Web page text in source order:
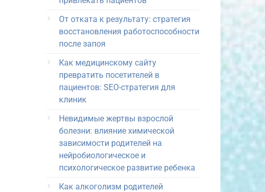
От отката к результату: стратегия
восстановления работоспособности
после запоя
Как медицинскому сайту
превратить посетителей в
пациентов: SEO-стратегия для
клиник
Невидимые жертвы взрослой
болезни: влияние химической
зависимости родителей на
нейробиологическое и
психологическое развитие ребенка
Как алкоголизм родителей